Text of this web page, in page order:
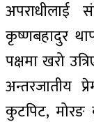
अपराधीलाई
कृष्णबहादुर
पक्षमा खरो
अन्तरजातीय
कुटपिट, मोरङ